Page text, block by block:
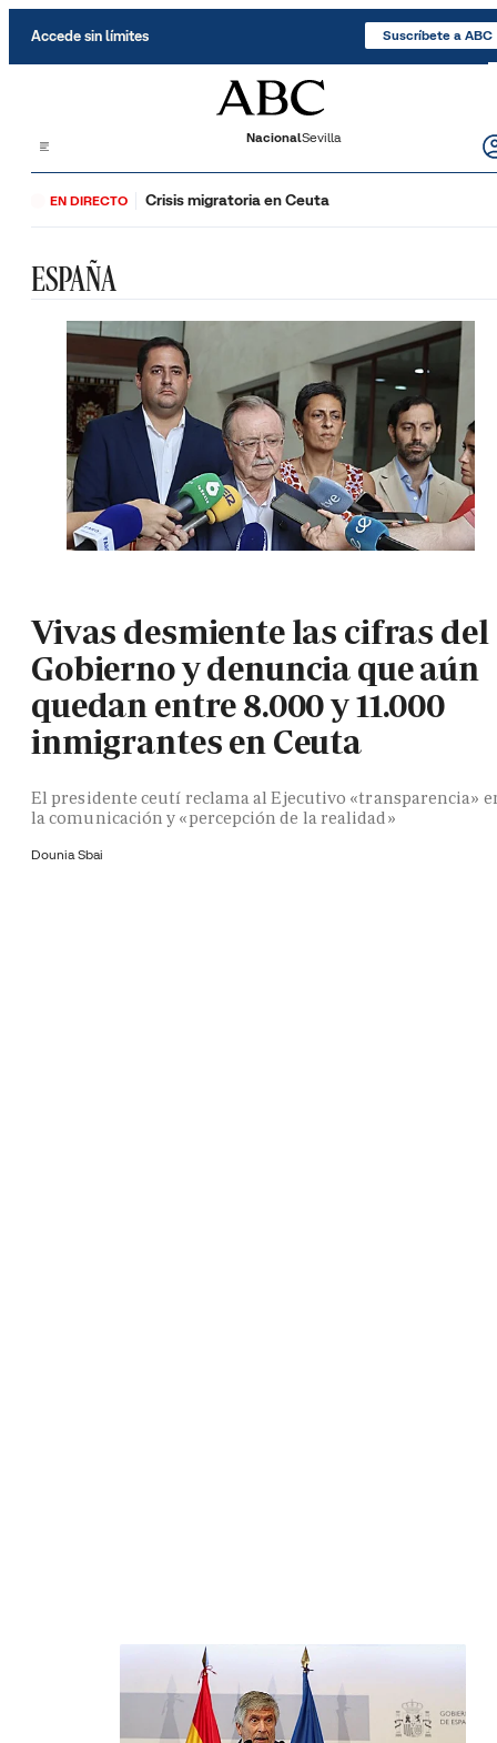
Accede sin límites Suscríbete a ABC
NacionalSevilla
EN DIRECTO Crisis migratoria en Ceuta
ESPAÑA
Vivas desmiente las cifras del
Gobierno y denuncia que aún
quedan entre 8.000 y 11.000
inmigrantes en Ceuta
El presidente ceutí reclama al Ejecutivo «transparencia»
la comunicación y «percepción de la realidad»
Dounia Sbai